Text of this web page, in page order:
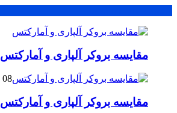
مقایسه بروکر آلپاری و آمارکتس
08 جولای 2025
مقایسه بروکر آلپاری و آمارکتس